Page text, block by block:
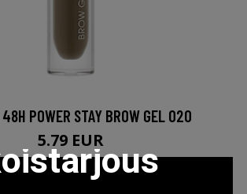
POWER STAY BROW GEL 020
5.79 EUR